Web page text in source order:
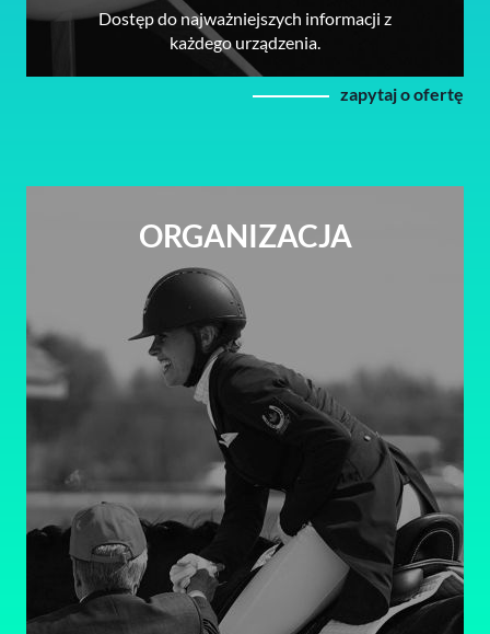
Dostęp do najważniejszych informacji z
każdego urządzenia.
zapytaj o ofertę
ORGANIZACJA